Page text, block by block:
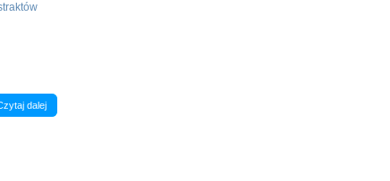
dalej